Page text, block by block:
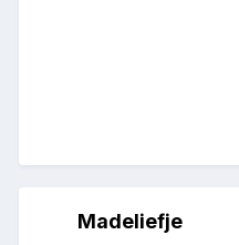
Madeliefje